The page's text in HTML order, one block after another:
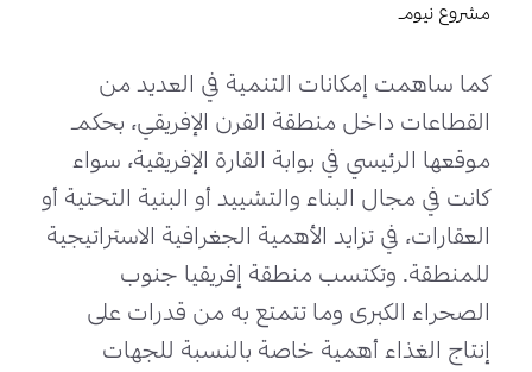
مشروع نيوم
كما ساهمت إمكانات التنمية في العديد من
القطاعات داخل منطقة القرن الإفريقي، بحكم
موقعها الرئيسي في بوابة القارة الإفريقية، سواء
كانت في مجال البناء والتشييد أو البنية التحتية أو
العقارات، في تزايد الأهمية الجغرافية الاستراتيجية
للمنطقة. وتكتسب منطقة إفريقيا جنوب
الصحراء الكبرى وما تتمتع به من قدرات على
إنتاج الغذاء أهمية خاصة بالنسبة للجهات